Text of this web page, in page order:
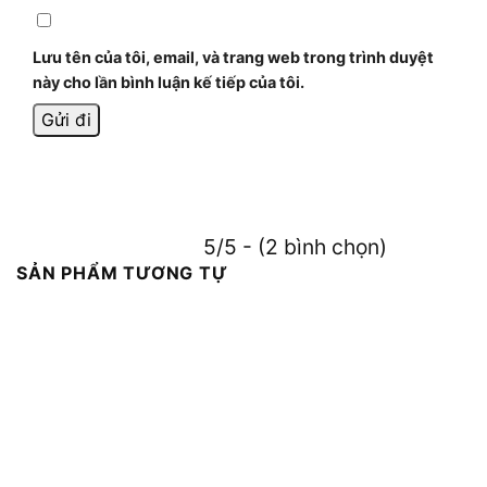
Lưu tên của tôi, email, và trang web trong trình duyệt
này cho lần bình luận kế tiếp của tôi.
5/5 - (2 bình chọn)
SẢN PHẨM TƯƠNG TỰ